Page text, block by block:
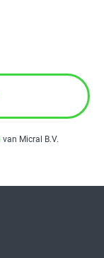
van Micral B.V.